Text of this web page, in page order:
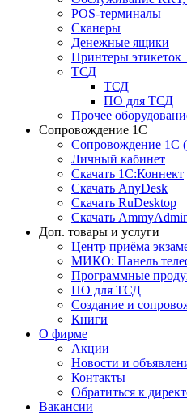
POS-терминалы
Сканеры
Денежные ящики
Принтеры этикеток
ТСД
ТСД
ПО для ТСД
Прочее
Сопровождение 1С
Сопровождение 1С
Личный кабинет
Скачать 1С:Коннект
Скачать AnyDesk
Скачать RuDesktop
Скачать
Доп. товары и услуги
Центр приёма
МИКО: Панель
Программные
ПО для ТСД
Создание и
Книги
О фирме
Акции
Новости и
Контакты
Обратиться к
Вакансии